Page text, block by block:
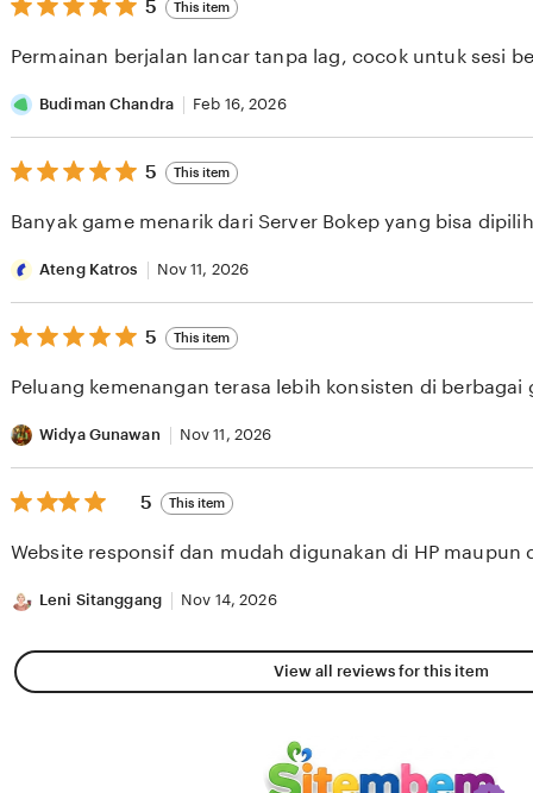
out
5
5 This item
Permainan berjalan lancar tanpa lag, cocok untuk sesi
Budiman Chandra Feb 16, 2026
5
out
5
5 This item
Banyak game menarik dari Server Bokep yang bisa
Ateng Katros Nov 11, 2026
5
out
5
5 This item
Peluang kemenangan terasa lebih konsisten di berbagai
Widya Gunawan Nov 11, 2026
5
out
5
5 This item
Website responsif dan mudah digunakan di HP maupun
Leni Sitanggang Nov 14, 2026
View all reviews for this item